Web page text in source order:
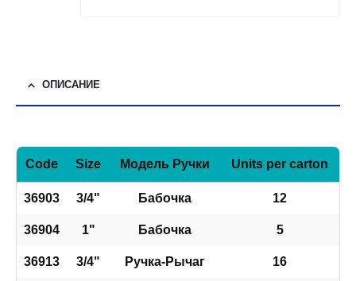
ОПИСАНИЕ
Code Size Модель Ручки Units per carton
36903 3/4" Бабочка 12
36904 1" Бабочка 5
36913 3/4" Ручка-Рычаг 16